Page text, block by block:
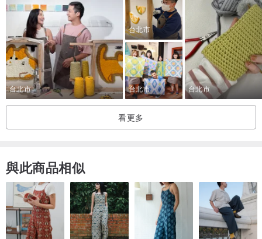
【注意事項】
✿請於課程開始三天前，將欲創作之設計圖站內Pinkoi私訊，以利老師
協助評估此設計圖是否能順利施作地毯/掛毯。
台北市
台北市
台北市 台北市
看更多
與此商品相似